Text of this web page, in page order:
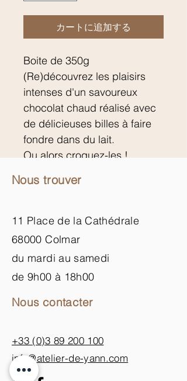
カートに追加する
Boite de 350g
(Re)découvrez les plaisirs
intenses d'un savoureux
chocolat chaud réalisé avec
de délicieuses billes à faire
fondre dans du lait.
Ou alors croquez-les !
Nous trouver
11 Place de la Cathédrale
68000 Colmar
du mardi au samedi
de 9h00 à 18h00
Nous contacter
+33 (0)3 89 200 100​
info@atelier-de-yann.com